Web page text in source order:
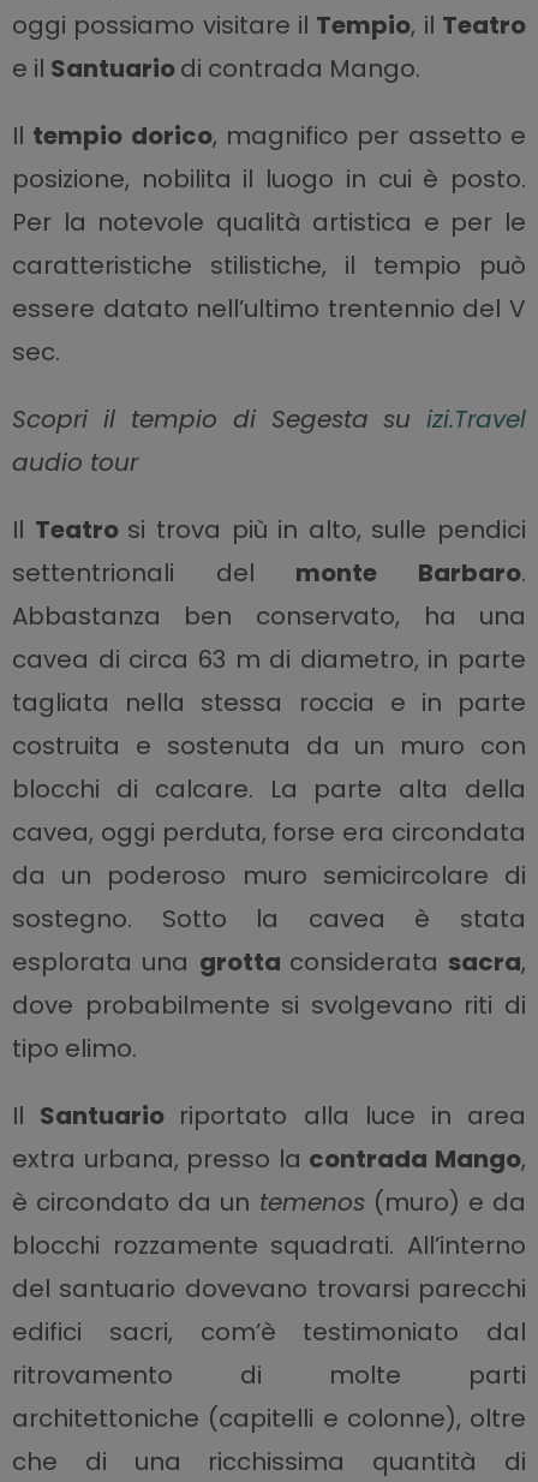
oggi possiamo visitare il Tempio, il Teatro
e il Santuariodi contrada Mango.
Il tempio dorico, magnifico per assetto e
posizione, nobilita il luogo in cui è posto.
Per la notevole qualità artistica e per le
caratteristiche stilistiche, il tempio può
essere datato nell’ultimo trentennio del V
sec.
Scopri il tempio di Segesta suizi.Travel
audio tour
Il Teatro si trova più in alto, sulle pendici
settentrionali del monte Barbaro.
Abbastanza ben conservato, ha una
cavea di circa 63 m di diametro, in parte
tagliata nella stessa roccia e in parte
costruita e sostenuta da un muro con
blocchi di calcare. La parte alta della
cavea, oggi perduta, forse era circondata
da un poderoso muro semicircolare di
sostegno. Sotto la cavea è stata
esplorata una grotta considerata sacra,
dove probabilmente si svolgevano riti di
tipo elimo.
Il Santuario riportato alla luce in area
extra urbana, presso la contrada Mango,
è circondato da un temenos(muro) e da
blocchi rozzamente squadrati. All’interno
del santuario dovevano trovarsi parecchi
edifici sacri, com’è testimoniato dal
ritrovamento di molte parti
architettoniche (capitelli e colonne), oltre
che di una ricchissima quantità di